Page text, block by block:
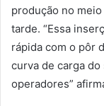
produção no
tarde. “Essa
rápida com o pôr
curva de carga
operadores”